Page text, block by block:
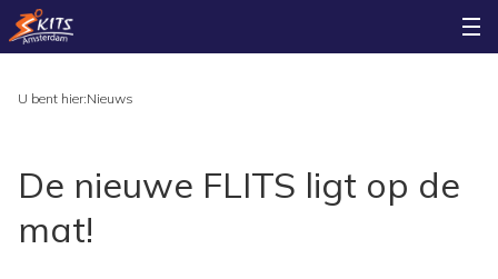
U bent hier:Nieuws
De nieuwe FLITS ligt op de
mat!